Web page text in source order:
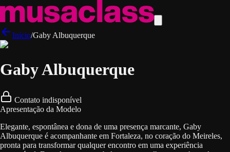
Início/Gaby Albuquerque
Gaby Albuquerque
Contato indisponível
Apresentação da Modelo
Elegante, espontânea e dona de uma presença marcante, Gaby
Albuquerque é acompanhante em Fortaleza, no coração do Meireles,
pronta para transformar qualquer encontro em uma experiência